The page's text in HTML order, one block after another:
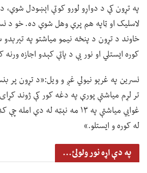
په تړون کې د دواړو لورو کوتې اېښودل شوې،
لاسلیک او ټاپه هم پرې وهل شوې ده. خو د
خاوند د تړون د پنځه نیمو میاشتو په
کوره ایستلي او نور یې د پاتې کېدو اجازه ورنه
نسرین په غرېو نیولي غږ و ویل:«د تړون پر
تر لړم میاشتې پورې په دغه کور کې ژوند
غوايي میاشتې په ۱۳ مه نېټه له
له کوره و ایستلو.»
په دې اړه نور ولولئ...